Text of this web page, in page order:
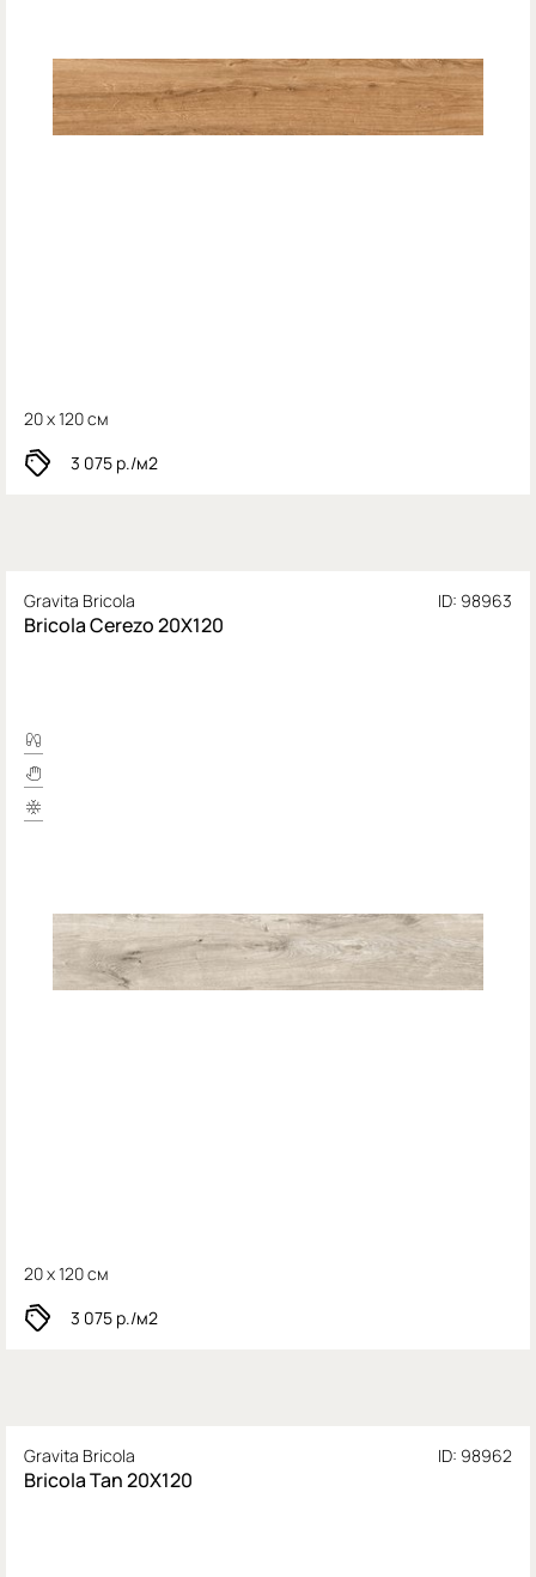
20 x 120 см
3 075 р./м2
Gravita Bricola ID: 98963
Bricola Cerezo 20X120
20 x 120 см
3 075 р./м2
Gravita Bricola ID: 98962
Bricola Tan 20X120